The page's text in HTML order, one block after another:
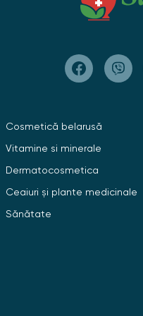
METHYLPARABEN,
METILPROPIONAL.
de pe piele: APĂ,
ULEI DE RICIN
PHENOXYETHANOL,
PROPYLPARABEN, 2-
Cosmetică belarusă
Vitamine si minerale
Dermatocosmetica
Ceaiuri și plante medicinale
Sănătate